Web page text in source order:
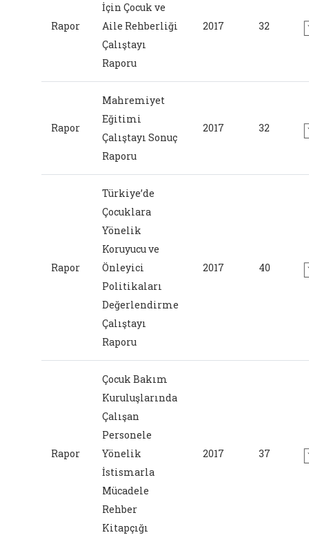
Rapor
İçin Çocuk ve
Aile Rehberliği
Çalıştayı
Raporu
2017 32
Rapor
Mahremiyet
Eğitimi
Çalıştayı Sonuç
Raporu
2017 32
Rapor
Türkiye’de
Çocuklara
Yönelik
Koruyucu ve
Önleyici
Politikaları
Değerlendirme
Çalıştayı
Raporu
2017 40
Rapor
Çocuk Bakım
Kuruluşlarında
Çalışan
Personele
Yönelik
İstismarla
Mücadele
Rehber
Kitapçığı
2017 37